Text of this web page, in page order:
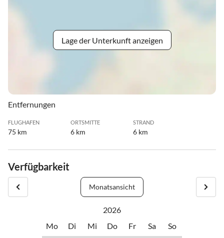
Lage der Unterkunft anzeigen
Entfernungen
FLUGHAFEN
75 km
ORTSMITTE
6 km
STRAND
6 km
Verfügbarkeit
Monatsansicht
2026
Mo
Di Mi Do Fr Sa So